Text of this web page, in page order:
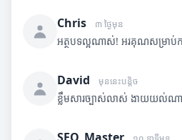
Chris ៣ ថ្ងៃមុន
អត្ថបទល្អណាស់! អរគុណសម្រាប់ក
David មុននេះបន្តិច
ខ្លឹមសារច្បាស់លាស់ ងាយយល់ណ